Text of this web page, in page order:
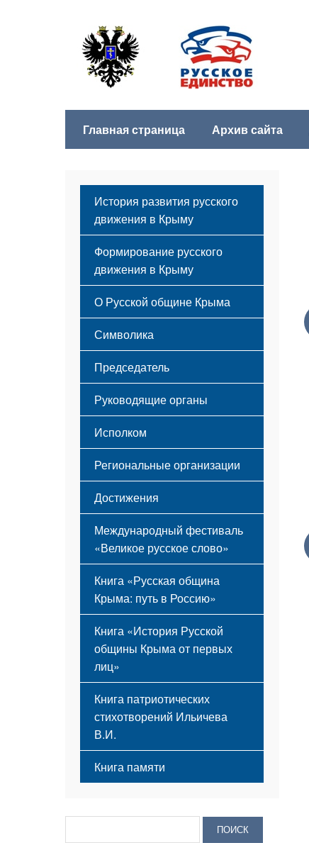
Главная страница Архив сайта
История развития русского
движения в Крыму
Формирование русского
движения в Крыму
Русский Крым
О Русской общине Крыма
Этапы становления
Принципы деятельности
Структура
Мероприятия
Символика
Флаг
Герб
Гимн
Председатель
Руководящие органы
Исполком
Региональные организации
Достижения
Международный фестиваль
«Великое русское слово»
Книга «Русская община
Крыма: путь в Россию»
Книга «История Русской
общины Крыма от первых
лиц»
Книга патриотических
стихотворений Ильичева
В.И.
Книга памяти